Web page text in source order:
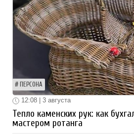
ПЕРСОНА
12:08 | 3 августа
Тепло каменских рук: как
мастером ротанга